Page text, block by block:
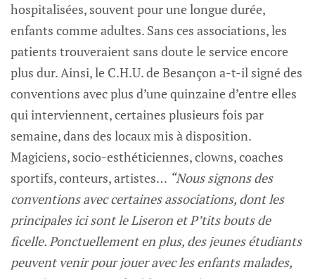
hospitalisées, souvent pour une longue durée,
enfants comme adultes. Sans ces associations, les
patients trouveraient sans doute le service encore
plus dur. Ainsi, le C.H.U. de Besançon a-t-il signé des
conventions avec plus d’une quinzaine d’entre elles
qui interviennent, certaines plusieurs fois par
semaine, dans des locaux mis à disposition.
Magiciens, socio-esthéticiennes, clowns, coaches
sportifs, conteurs, artistes… “Nous signons des
conventions avec certaines associations, dont les
principales ici sont le Liseron et P’tits bouts de
ficelle. Ponctuellement en plus, des jeunes étudiants
peuvent venir pour jouer avec les enfants malades,